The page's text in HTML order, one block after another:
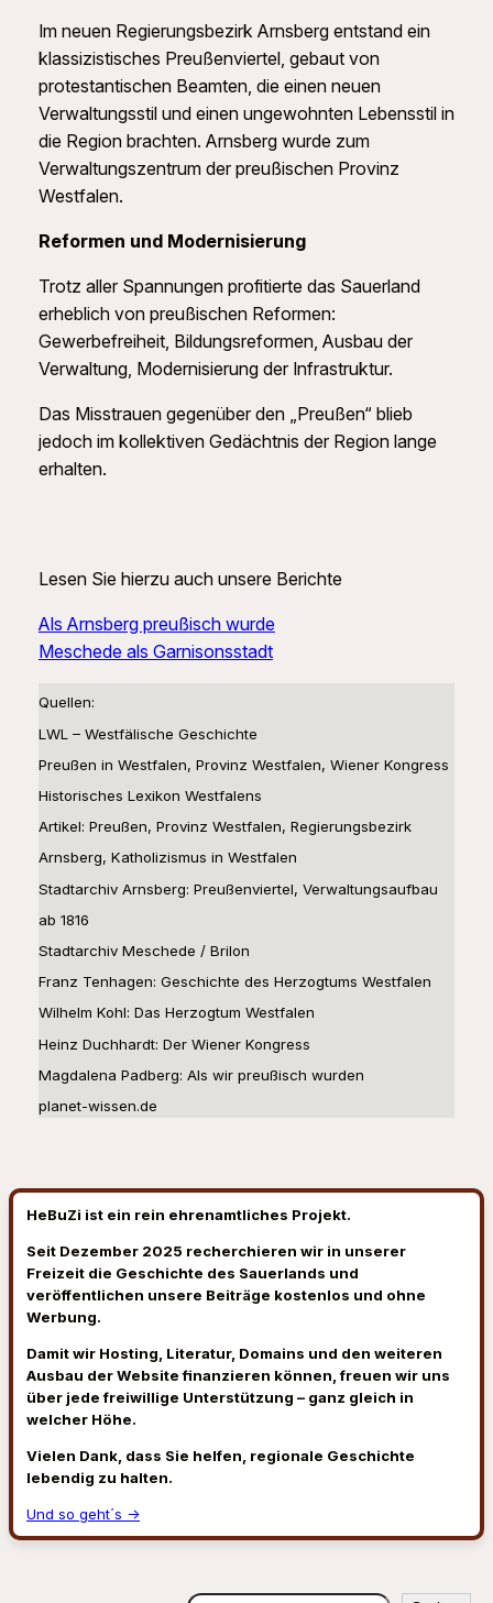
Im neuen Regierungsbezirk Arnsberg entstand ein
klassizistisches Preußenviertel, gebaut von
protestantischen Beamten, die einen neuen
Verwaltungsstil und einen ungewohnten Lebensstil in
die Region brachten. Arnsberg wurde zum
Verwaltungszentrum der preußischen Provinz
Westfalen.
Reformen und Modernisierung
Trotz aller Spannungen profitierte das Sauerland
erheblich von preußischen Reformen:
Gewerbefreiheit, Bildungsreformen, Ausbau der
Verwaltung, Modernisierung der Infrastruktur.
Das Misstrauen gegenüber den „Preußen“ blieb
jedoch im kollektiven Gedächtnis der Region lange
erhalten.
Lesen Sie hierzu auch unsere Berichte
Als Arnsberg preußisch wurde
Meschede als Garnisonsstadt
Quellen:
LWL – Westfälische Geschichte
Preußen in Westfalen, Provinz Westfalen, Wiener Kongress
Historisches Lexikon Westfalens
Artikel: Preußen, Provinz Westfalen, Regierungsbezirk
Arnsberg, Katholizismus in Westfalen
Stadtarchiv Arnsberg: Preußenviertel, Verwaltungsaufbau
ab 1816
Stadtarchiv Meschede / Brilon
Franz Tenhagen: Geschichte des Herzogtums Westfalen
Wilhelm Kohl: Das Herzogtum Westfalen
Heinz Duchhardt: Der Wiener Kongress
Magdalena Padberg: Als wir preußisch wurden
planet-wissen.de
HeBuZi ist ein rein ehrenamtliches Projekt.
Seit Dezember 2025 recherchieren wir in unserer
Freizeit die Geschichte des Sauerlands und
veröffentlichen unsere Beiträge kostenlos und ohne
Werbung.
Damit wir Hosting, Literatur, Domains und den weiteren
Ausbau der Website finanzieren können, freuen wir uns
über jede freiwillige Unterstützung – ganz gleich in
welcher Höhe.
Vielen Dank, dass Sie helfen, regionale Geschichte
lebendig zu halten.
Und so geht´s →